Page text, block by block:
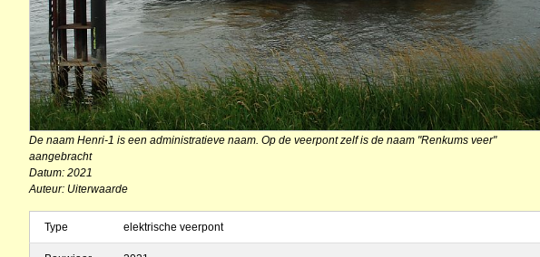
De naam Henri-1 is een administratieve naam. Op de veerpont zelf is de naam "Renkums veer"
aangebracht
Datum: 2021
Auteur: Uiterwaarde
Type elektrische veerpont